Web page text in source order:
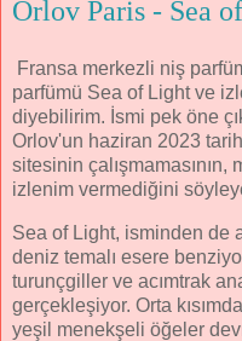
Orlov Paris - Sea
Fransa merkezli niş
parfümü Sea of Light ve
diyebilirim. İsmi pek öne
Orlov'un haziran 2023
sitesinin çalışmamasının,
izlenim vermediğini
Sea of Light, isminden de
deniz temalı esere
turunçgiller ve acımtrak
gerçekleşiyor. Orta
yeşil menekşeli öğeler